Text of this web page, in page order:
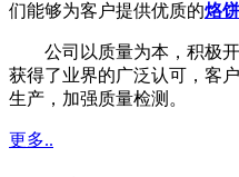
们能够为客户提供优质的烙
公司以质量为本，积极开
获得了业界的广泛认可，客
生产，加强质量检测。
更多..